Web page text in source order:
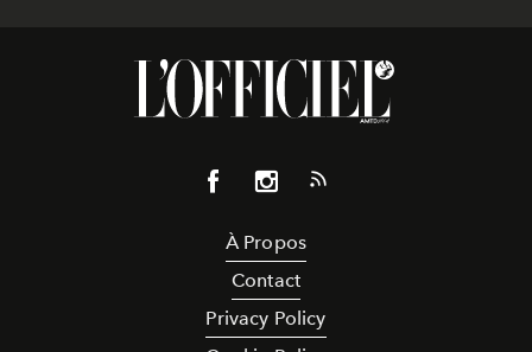
À Propos
Contact
Privacy Policy